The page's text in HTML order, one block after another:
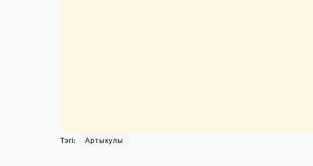
Тэгі: Артыкулы